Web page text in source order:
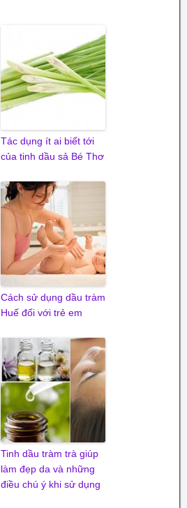
Tác dụng ít ai biết tới
của tinh dầu sả Bé Thơ
Cách sử dụng dầu tràm
Huế đối với trẻ em
Tinh dầu tràm trà giúp
làm đẹp da và những
điều chú ý khi sử dụng